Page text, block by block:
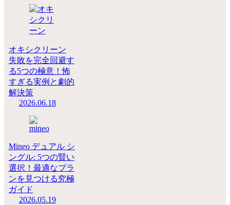
オキシクリーン
失敗を完全回避す
る5つの極意！怖
すぎる実例と劇的
解決策
2026.06.18
Mineo デュアル シ
ングル: 5つの賢い
選択！最適なプラ
ンを見つける究極
ガイド
2026.05.19